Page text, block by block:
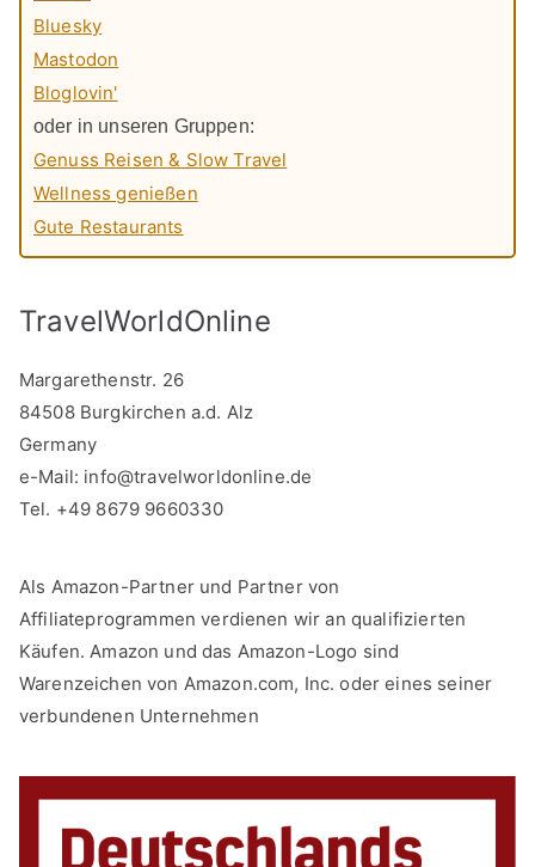
Bluesky
Mastodon
Bloglovin'
oder in unseren Gruppen:
Genuss Reisen & Slow Travel
Wellness genießen
Gute Restaurants
TravelWorldOnline
Margarethenstr. 26
84508 Burgkirchen a.d. Alz
Germany
e-Mail: info@travelworldonline.de
Tel. +49 8679 9660330
Als Amazon-Partner und Partner von
Affiliateprogrammen verdienen wir an qualifizierten
Käufen. Amazon und das Amazon-Logo sind
Warenzeichen von Amazon.com, Inc. oder eines seiner
verbundenen Unternehmen